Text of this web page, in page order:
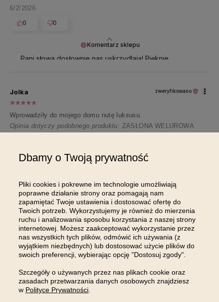
Komentarz sklepu
Pani słowa dosłownie nas uskrzydlają! Pięknie
6/2/2026
0
0
Komentarz sklepu
Pani Jolu, dziękujemy za miłe słowa i za zaufanie 🧡
Jolka zweryfikowano
Wprowadziły do mojego domu nutę luksusu.
Opinia dotyczy podobnego produktu: ZASŁONA WELUROWA
0
0
Pokaż wszystkie od najnowszych
Dbamy o Twoją prywatność
Pliki cookies i pokrewne im technologie umożliwiają
poprawne działanie strony oraz pomagają nam
zapamiętać Twoje ustawienia i dostosować ofertę do
Twoich potrzeb. Wykorzystujemy je również do mierzenia
ruchu i analizowania sposobu korzystania z naszej strony
internetowej. Możesz zaakceptować wykorzystanie przez
nas wszystkich tych plików, odmówić ich używania (z
wyjątkiem niezbędnych) lub dostosować użycie plików do
swoich preferencji, wybierając opcję "Dostosuj zgody".
Szczegóły o używanych przez nas plikach cookie oraz
zasadach przetwarzania danych osobowych znajdziesz
w Polityce Prywatności